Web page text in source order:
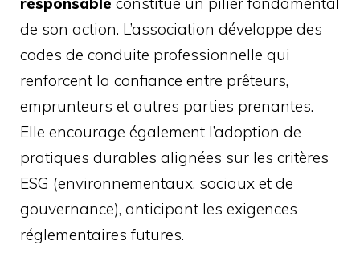
de son action. L’association développe des
codes de conduite professionnelle qui
renforcent la confiance entre prêteurs,
emprunteurs et autres parties prenantes.
Elle encourage également l’adoption de
pratiques durables alignées sur les critères
ESG (environnementaux, sociaux et de
gouvernance), anticipant les exigences
réglementaires futures.